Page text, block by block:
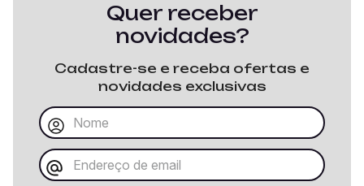
Quer receber
novidades?
Cadastre-se e receba ofertas e
novidades exclusivas